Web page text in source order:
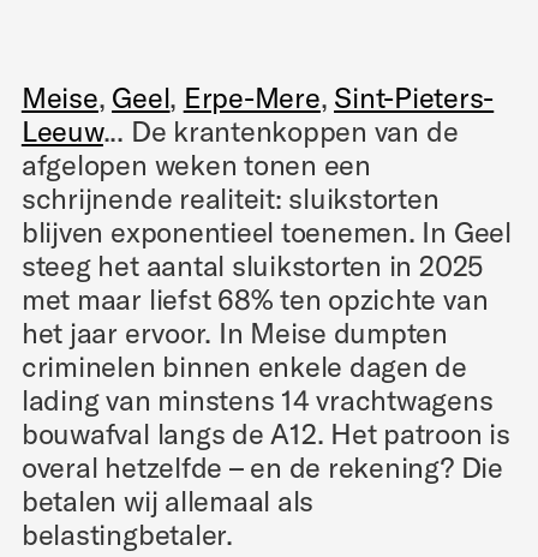
Meise, Geel, Erpe-Mere, Sint-Pieters-
Leeuw... De krantenkoppen van de
afgelopen weken tonen een
schrijnende realiteit: sluikstorten
blijven exponentieel toenemen. In Geel
steeg het aantal sluikstorten in 2025
met maar liefst 68% ten opzichte van
het jaar ervoor. In Meise dumpten
criminelen binnen enkele dagen de
lading van minstens 14 vrachtwagens
bouwafval langs de A12. Het patroon is
overal hetzelfde – en de rekening? Die
betalen wij allemaal als
belastingbetaler.